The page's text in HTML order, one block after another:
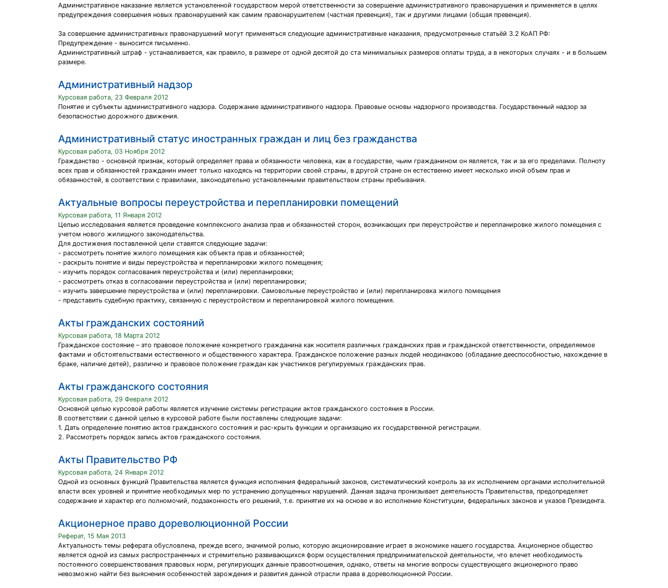
Административное наказание является установленной государством мерой ответственности за совершение административного правонарушения и применяется в целях
предупреждения совершения новых правонарушений как самим правонарушителем (частная превенция), так и другими лицами (общая превенция).
За совершение административных правонарушений могут применяться следующие административные наказания, предусмотренные статьёй 3.2 КоАП РФ:
Предупреждение - выносится письменно.
Административный штраф - устанавливается, как правило, в размере от одной десятой до ста минимальных размеров оплаты труда, а в некоторых случаях - и в большем
размере.
Административный надзор
Курсовая работа, 23 Февраля 2012
Понятие и субъекты административного надзора. Содержание административного надзора. Правовые основы надзорного производства. Государственный надзор за
безопасностью дорожного движения.
Административный статус иностранных граждан и лиц без гражданства
Курсовая работа, 03 Ноября 2012
Гражданство - основной признак, который определяет права и обязанности человека, как в государстве, чьим гражданином он является, так и за его пределами. Полноту
всех прав и обязанностей гражданин имеет только находясь на территории своей страны, в другой стране он естественно имеет несколько иной объем прав и
обязанностей, в соответствии с правилами, законодательно установленными правительством страны пребывания.
Актуальные вопросы переустройства и перепланировки помещений
Курсовая работа, 11 Января 2012
Целью исследования является проведение комплексного анализа прав и обязанностей сторон, возникающих при переустройстве и перепланировке жилого помещения с
учетом нового жилищного законодательства.
Для достижения поставленной цели ставятся следующие задачи:
- рассмотреть понятие жилого помещения как объекта прав и обязанностей;
- раскрыть понятие и виды переустройства и перепланировки жилого помещения;
- изучить порядок согласования переустройства и (или) перепланировки;
- рассмотреть отказ в согласовании переустройства и (или) перепланировки;
- изучить завершение переустройства и (или) перепланировки. Самовольные переустройство и (или) перепланировка жилого помещения
- представить судебную практику, связанную с переустройством и перепланировкой жилого помещения.
Акты гражданских состояний
Курсовая работа, 18 Марта 2012
Гражданское состояние – это правовое положение конкретного гражданина как носителя различных гражданских прав и гражданской ответственности, определяемое
фактами и обстоятельствами естественного и общественного характера. Гражданское положение разных людей неодинаково (обладание дееспособностью, нахождение в
браке, наличие детей), различно и правовое положение граждан как участников регулируемых гражданских прав.
Акты гражданского состояния
Курсовая работа, 29 Февраля 2012
Основной целью курсовой работы является изучение системы регистрации актов гражданского состояния в России.
В соответствии с данной целью в курсовой работе были поставлены следующие задачи:
1. Дать определение понятию актов гражданского состояния и рас-крыть функции и организацию их государственной регистрации.
2. Рассмотреть порядок запись актов гражданского состояния.
Акты Правительство РФ
Курсовая работа, 24 Января 2012
Одной из основных функций Правительства является функция исполнения федеральный законов, систематический контроль за их исполнением органами исполнительной
власти всех уровней и принятие необходимых мер по устранению допущенных нарушений. Данная задача пронизывает деятельность Правительства, предопределяет
содержание и характер его полномочий, подзаконность его решений, т.е. принятие их на основе и во исполнение Конституции, федеральных законов и указов Президента.
Акционерное право дореволюционной России
Реферат, 15 Мая 2013
Актуальность темы реферата обусловлена, прежде всего, значимой ролью, которую акционирование играет в экономике нашего государства. Акционерное общество
является одной из самых распространенных и стремительно развивающихся форм осуществления предпринимательской деятельности, что влечет необходимость
постоянного совершенствования правовых норм, регулирующих данные правоотношения, однако, ответы на многие вопросы существующего акционерного право
невозможно найти без выяснения особенностей зарождения и развития данной отрасли права в дореволюционной России.